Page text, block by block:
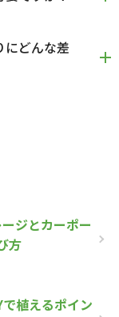
にどんな差
ジとカーポー
方
植えるポイン